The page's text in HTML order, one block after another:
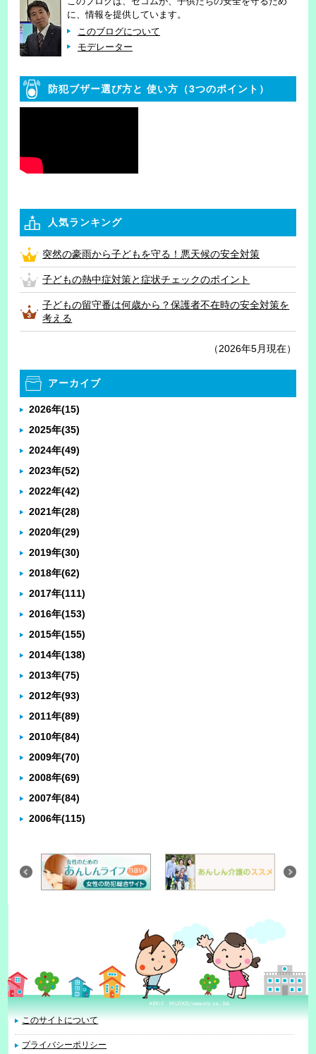
に、情報を提供しています。
このブログについて
モデレーター
防犯ブザー選び方と 使い方（3つのポイント）
人気ランキング
突然の豪雨から子どもを守る！悪天候の安全対策
子どもの熱中症対策と症状チェックのポイント
子どもの留守番は何歳から？保護者不在時の安全対策を
考える
（2026年5月現在）
アーカイブ
2026年(15)
2025年(35)
2024年(49)
2023年(52)
2022年(42)
2021年(28)
2020年(29)
2019年(30)
2018年(62)
2017年(111)
2016年(153)
2015年(155)
2014年(138)
2013年(75)
2012年(93)
2011年(89)
2010年(84)
2009年(70)
2008年(69)
2007年(84)
2006年(115)
このサイトについて
プライバシーポリシー